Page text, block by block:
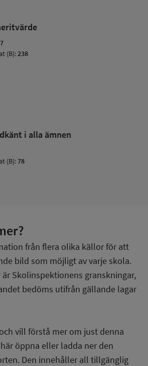
(B):238
i alla ämnen
(B):78
från flera olika källor för att
bild som möjligt av varje skola.
är Skolinspektionens granskningar,
bedöms utifrån gällande lagar
vill förstå mer om just denna
öppna eller ladda ner den
Den innehåller all tillgänglig